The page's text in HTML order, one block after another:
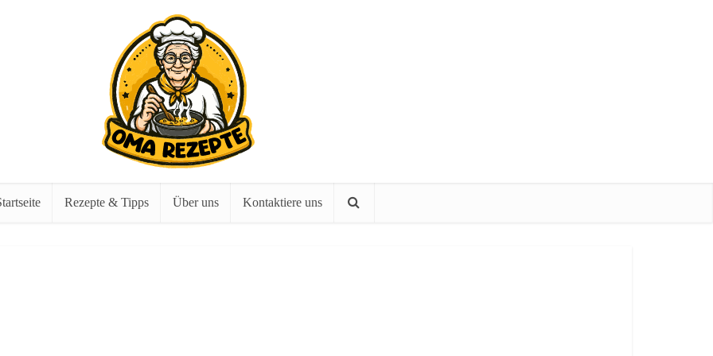
Rezepte & Tipps Über uns Kontaktiere uns